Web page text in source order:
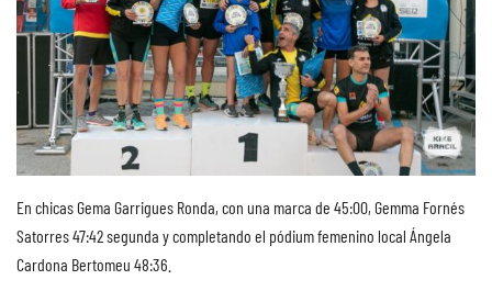
En chicas Gema Garrigues Ronda, con una marca de 45:00, Gemma Fornés
Satorres 47:42 segunda y completando el pódium femenino local Ángela
Cardona Bertomeu 48:36.